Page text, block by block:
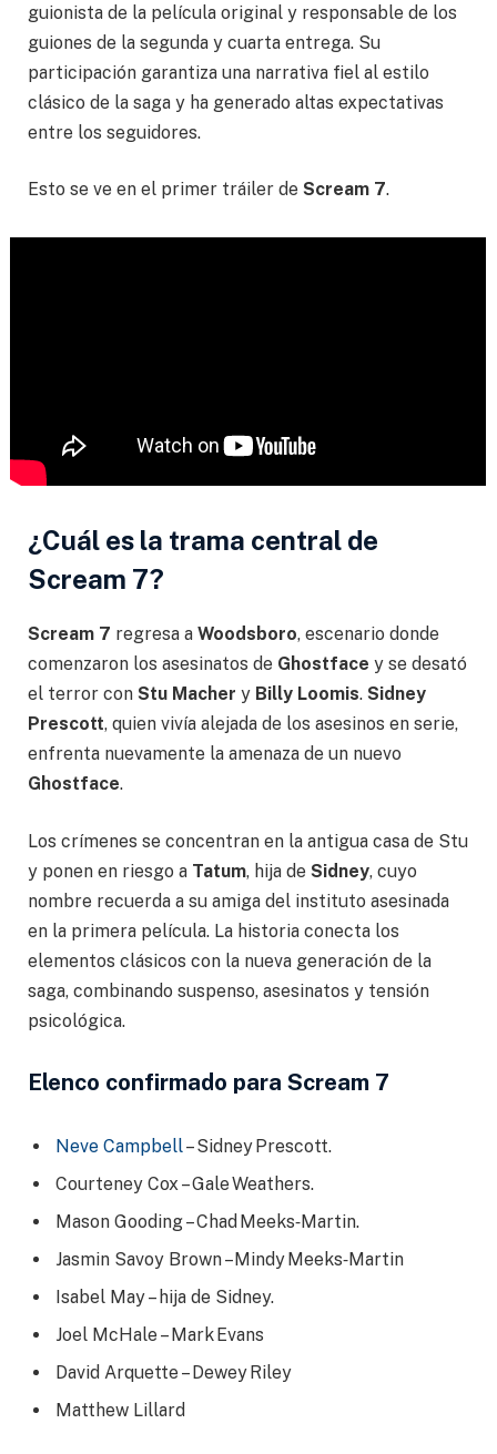
guionista de la película original y responsable de los
guiones de la segunda y cuarta entrega. Su
participación garantiza una narrativa fiel al estilo
clásico de la saga y ha generado altas expectativas
entre los seguidores.
Esto se ve en el primer tráiler de Scream 7.
¿Cuál es la trama central de
Scream 7?
Scream 7 regresa a Woodsboro, escenario donde
comenzaron los asesinatos de Ghostface y se desató
el terror con Stu Macher y Billy Loomis. Sidney
Prescott, quien vivía alejada de los asesinos en serie,
enfrenta nuevamente la amenaza de un nuevo
Ghostface.
Los crímenes se concentran en la antigua casa de Stu
y ponen en riesgo a Tatum, hija de Sidney, cuyo
nombre recuerda a su amiga del instituto asesinada
en la primera película. La historia conecta los
elementos clásicos con la nueva generación de la
saga, combinando suspenso, asesinatos y tensión
psicológica.
Elenco confirmado para Scream 7
Neve Campbell– Sidney Prescott.
Courteney Cox – Gale Weathers.
Mason Gooding – Chad Meeks‑Martin.
Jasmin Savoy Brown –Mindy Meeks‑Martin
Isabel May – hija de Sidney.
Joel McHale – Mark Evans
David Arquette – Dewey Riley
Matthew Lillard